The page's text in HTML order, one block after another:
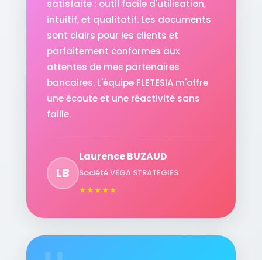
satisfaite : outil facile d'utilisation,
intuitif, et qualitatif. Les documents
sont clairs pour les clients et
parfaitement conformes aux
attentes de mes partenaires
bancaires. L'équipe FLETESIA m'offre
une écoute et une réactivité sans
faille.
LB
Laurence BUZAUD
Société VEGA STRATEGIES
★★★★★